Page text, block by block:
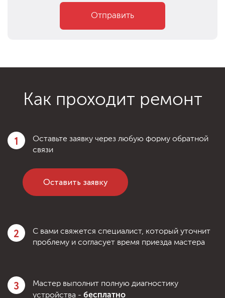
Отправить
Как проходит ремонт
1
Оставьте заявку через любую форму обратной
связи
Оставить заявку
2
С вами свяжется специалист, который уточнит
проблему и согласует время приезда мастера
3
Мастер выполнит полную диагностику
устройства - бесплатно